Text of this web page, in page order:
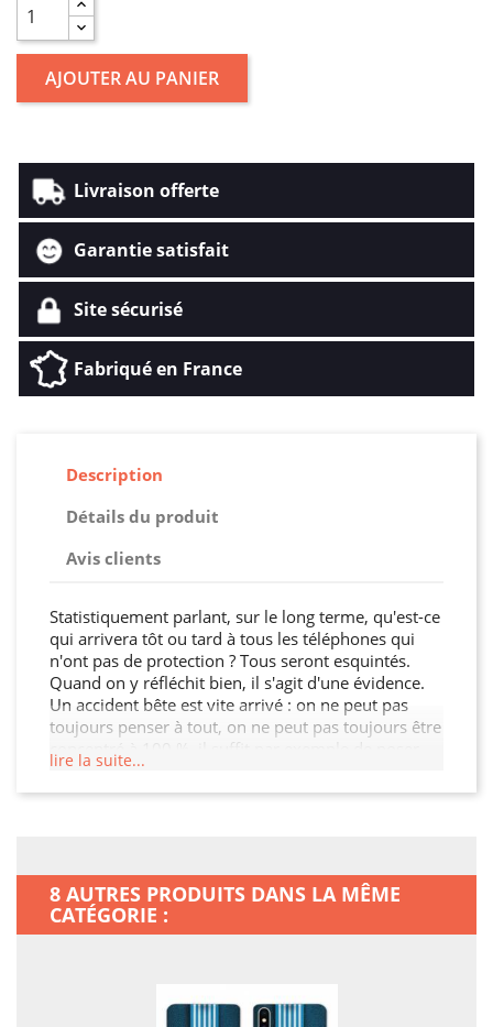
AJOUTER AU PANIER
Livraison offerte
Garantie satisfait
Site sécurisé
Fabriqué en France
Description
Détails du produit
Avis clients
Statistiquement parlant, sur le long terme, qu'est-ce
qui arrivera tôt ou tard à tous les téléphones qui
n'ont pas de protection ? Tous seront esquintés.
Quand on y réfléchit bien, il s'agit d'une évidence.
Un accident bête est vite arrivé : on ne peut pas
toujours penser à tout, on ne peut pas toujours être
concentré à 100 %, il suffit par exemple de poser
son sac un peu trop vite par terre? Il ne suffira que
d'une seule fois pour que vous le regrettiez
touches qui se bloquent, on peut en plus
aujourd'hui ajouter la housse qui se tord sans
possibilité de retour en arrière. Vouloir protéger
lire la suite...
8 AUTRES PRODUITS DANS LA MÊME
CATÉGORIE :